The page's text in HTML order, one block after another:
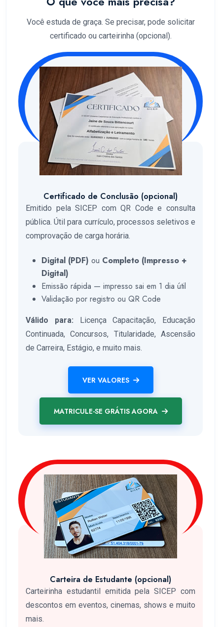
Você estuda de graça. Se precisar, pode solicitar
certificado ou carteirinha (opcional).
Certificado de Conclusão (opcional)
Emitido pela SICEP com QR Code e consulta
pública. Útil para currículo, processos seletivos e
comprovação de carga horária.
Digital (PDF) ou Completo (Impresso +
Digital)
Emissão rápida — impresso sai em 1 dia útil
Validação por registro ou QR Code
Válido para: Licença Capacitação, Educação
Continuada, Concursos, Titularidade, Ascensão
de Carreira, Estágio, e muito mais.
VER VALORES
MATRICULE-SE GRÁTIS AGORA
Carteira de Estudante (opcional)
Carteirinha estudantil emitida pela SICEP com
descontos em eventos, cinemas, shows e muito
mais.